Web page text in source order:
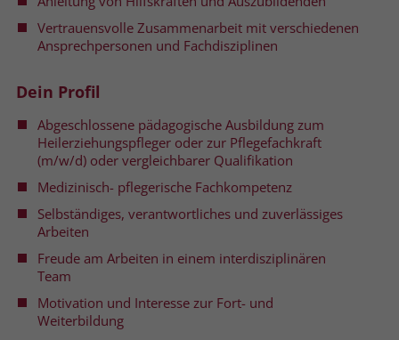
Vertrauensvolle Zusammenarbeit mit verschiedenen
Ansprechpersonen und Fachdisziplinen
Dein Profil
Abgeschlossene pädagogische Ausbildung zum
Heilerziehungspfleger oder zur Pflegefachkraft
(m/w/d) oder vergleichbarer Qualifikation
Medizinisch- pflegerische Fachkompetenz
Selbständiges, verantwortliches und zuverlässiges
Arbeiten
Freude am Arbeiten in einem interdisziplinären
Team
Motivation und Interesse zur Fort- und
Weiterbildung
Zweck
allen Seitenanfragen bei.
Dieses Cookie wird gesetzt, wenn ein
User über einen Klick auf eine Google
Werbeanzeige auf die Website gelangt.
Bestellungen oder Kontaktanfragen der
Anzeige zugewiesen werden können.
Name
Laufzeit
Dieses Cookie wird gesetzt, wenn ein